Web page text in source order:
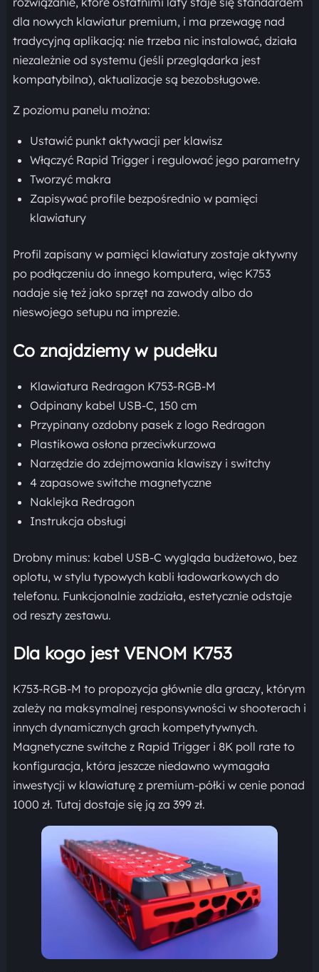
dla nowych klawiatur premium, i ma przewagę nad
tradycyjną aplikacją: nie trzeba nic instalować, działa
niezależnie od systemu (jeśli przeglądarka jest
kompatybilna), aktualizacje są bezobsługowe.
Z poziomu panelu można:
Ustawić punkt aktywacji per klawisz
Włączyć Rapid Trigger i regulować jego parametry
Tworzyć makra
Zapisywać profile bezpośrednio w pamięci
klawiatury
Profil zapisany w pamięci klawiatury zostaje aktywny
po podłączeniu do innego komputera, więc K753
nadaje się też jako sprzęt na zawody albo do
nieswojego setupu na imprezie.
Co znajdziemy w pudełku
Klawiatura Redragon K753-RGB-M
Odpinany kabel USB-C, 150 cm
Przypinany ozdobny pasek z logo Redragon
Plastikowa osłona przeciwkurzowa
Narzędzie do zdejmowania klawiszy i switchy
4 zapasowe switche magnetyczne
Naklejka Redragon
Instrukcja obsługi
Drobny minus: kabel USB-C wygląda budżetowo, bez
oplotu, w stylu typowych kabli ładowarkowych do
telefonu. Funkcjonalnie zadziała, estetycznie odstaje
od reszty zestawu.
Dla kogo jest VENOM K753
K753-RGB-M to propozycja głównie dla graczy, którym
zależy na maksymalnej responsywności w shooterach i
innych dynamicznych grach kompetytywnych.
Magnetyczne switche z Rapid Trigger i 8K poll rate to
konfiguracja, która jeszcze niedawno wymagała
inwestycji w klawiaturę z premium-półki w cenie ponad
1000 zł. Tutaj dostaje się ją za 399 zł.